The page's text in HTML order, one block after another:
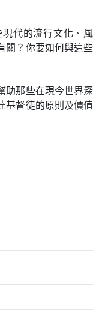
代的流行文化、風
關？你要如何與這些
助那些在現今世界深
基督徒的原則及價值